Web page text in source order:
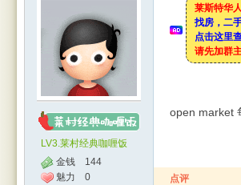
LV3.莱村经典咖喱饭
金钱
144
魅力
0
莱斯特华
找房，二
点击这里
请先加群
open market
点评